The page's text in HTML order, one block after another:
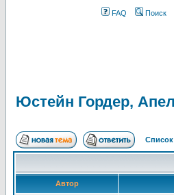
FAQ Поиск
Юстейн Гордер,
Автор